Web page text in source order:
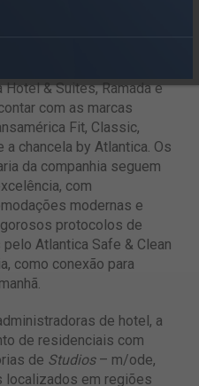
RED, Park Plaza, Park
& Suites by Radisson),
Hotel & Suites, Ramada e
com as marcas
Fit, Classic,
chancela by Atlantica. Os
da companhia seguem
com
modernas e
protocolos de
Atlantica Safe & Clean
como conexão para
de hotel, a
de residenciais com
de Studios– m/ode,
em regiões